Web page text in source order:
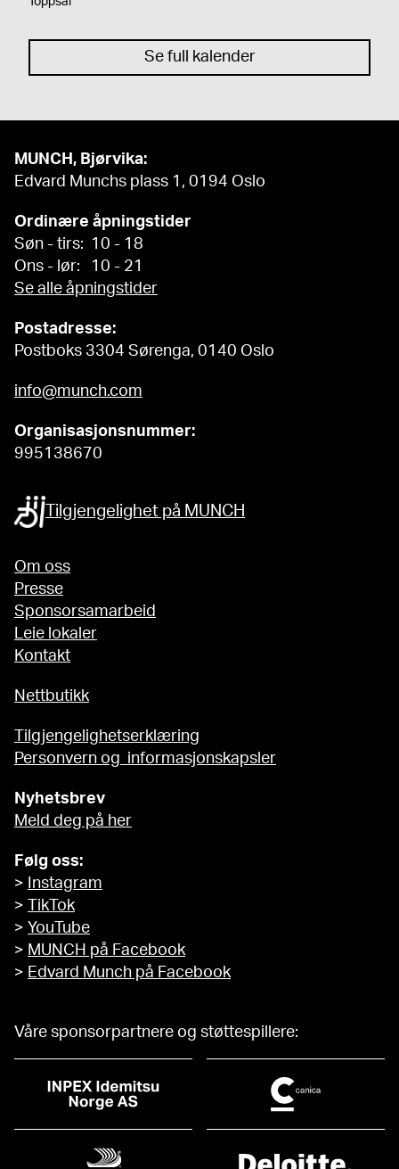
Se full kalender
MUNCH, Bjørvika:
Edvard Munchs plass 1, 0194 Oslo
Ordinære åpningstider
Søn - tirs: 10 - 18
Ons - lør: 10 - 21
Se alle åpningstider
Postadresse:
Postboks 3304 Sørenga, 0140 Oslo
info@munch.com
Organisasjonsnummer:
995138670
Tilgjengelighet på MUNCH
Om oss
Presse
Sponsorsamarbeid
Leie lokaler
Kontakt
Nettbutikk
Tilgjengelighetserklæring
Personvern og informasjonskapsler
Nyhetsbrev
Meld deg på her
Følg oss:
>
Instagram
>
TikTok
> YouTube
> MUNCH på Facebook
> Edvard Munch på Facebook
Våre sponsorpartnere og støttespillere: